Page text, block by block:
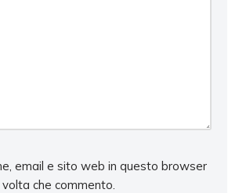
email e sito web in questo browser
che commento.